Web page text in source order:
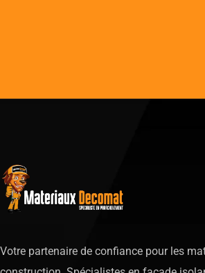
Votre partenaire de confiance pour les